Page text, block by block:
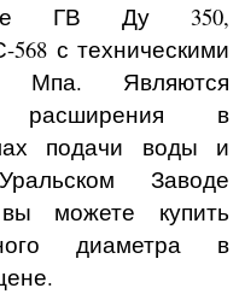
ГВ Ду 350,
с техническими
Мпа. Являются
расширения в
подачи воды и
Заводе
можете купить
диаметра в